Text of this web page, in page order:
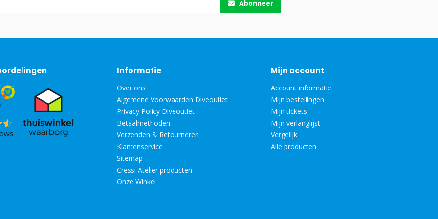
Abonneer
Informatie
Over ons
Algemene Voorwaarden Diveoutlet
Privacy Policy Diveoutlet
Betaalmethoden
Verzenden & Retourneren
Klantenservice
Sitemap
Cressi Atelier producten
Onze Winkel
Mijn account
Account informatie
Mijn bestellingen
Mijn tickets
Mijn verlanglijst
Vergelijk
Alle producten